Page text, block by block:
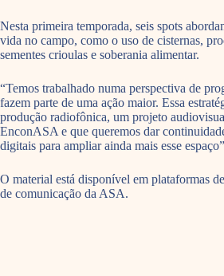
Nesta primeira temporada, seis spots
vida no campo, como o uso de cisternas,
sementes crioulas e soberania alimentar.
“Temos trabalhado numa perspectiva de
fazem parte de uma ação maior. Essa
produção radiofônica, um projeto
EnconASA e que queremos dar
digitais para ampliar ainda mais esse
O material está disponível em plataformas
de comunicação da ASA.